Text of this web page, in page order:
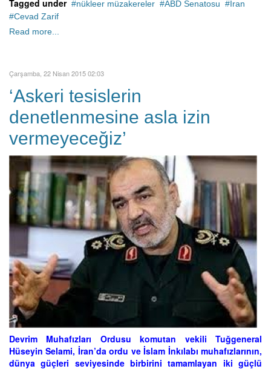
Tagged under nükleer müzakereler ABD Senatosu
İran
Cevad Zarif
Read more...
Çarşamba, 22 Nisan 2015 02:03
‘Askeri tesislerin
denetlenmesine asla izin
vermeyeceğiz’
Devrim Muhafızları Ordusu komutan vekili Tuğgeneral
Hüseyin Selami, İran’da ordu ve İslam İnkılabı muhafızlarının,
dünya güçleri seviyesinde birbirini tamamlayan iki güçlü